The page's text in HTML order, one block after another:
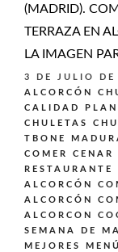
(MADRID).
TERRAZA EN
LA IMAGEN
3 DE JULIO
ALCORCÓN
CALIDAD
CHULETAS
TBONE
COMER
RESTAURANTE
ALCORCÓN
ALCORCÓN
ALCORCON
SEMANA DE
MEJORES